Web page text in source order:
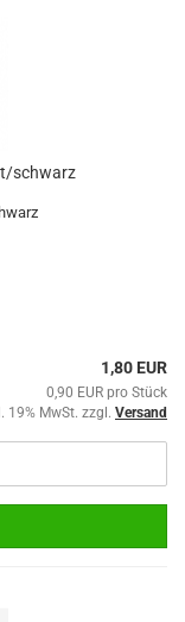
schwarz
1,80 EUR
0,90 EUR pro Stück
19% MwSt. zzgl. Versand